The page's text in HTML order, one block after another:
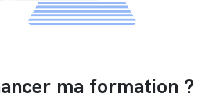
ma formation ?